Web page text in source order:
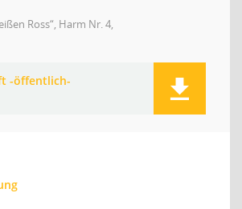
Ross“, Harm Nr. 4,
-öffentlich-